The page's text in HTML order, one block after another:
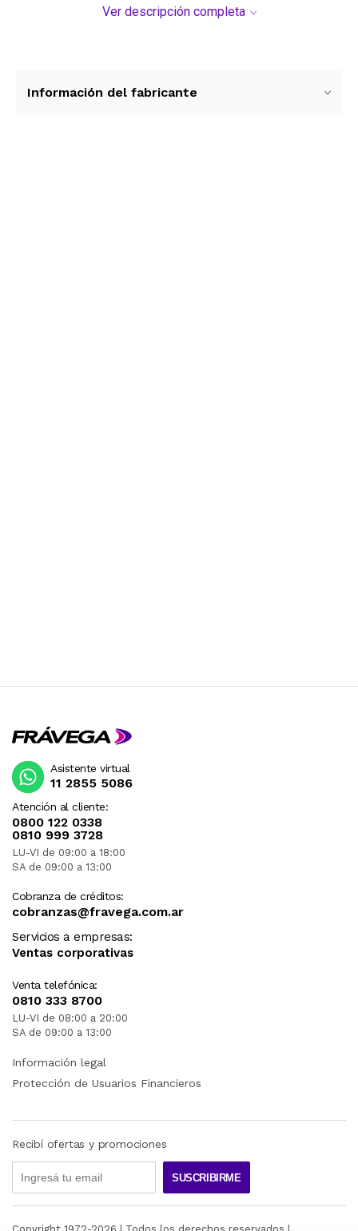
riesgo de derrames accidentales.
perfume habitual, alinear la base del
Ver descripción completa
Información del fabricante
Atención al cliente:
0800 122 0338
0810 999 3728
LU-VI de 09:00 a 18:00
SA de 09:00 a 13:00
Cobranza de créditos:
cobranzas@fravega.com.ar
Servicios a empresas:
Ventas corporativas
Venta telefónica:
0810 333 8700
LU-VI de 08:00 a 20:00
SA de 09:00 a 13:00
Asistente virtual
11 2855 5086
Información legal
Protección de Usuarios Financieros
Recibí ofertas y promociones
SUSCRIBIRME